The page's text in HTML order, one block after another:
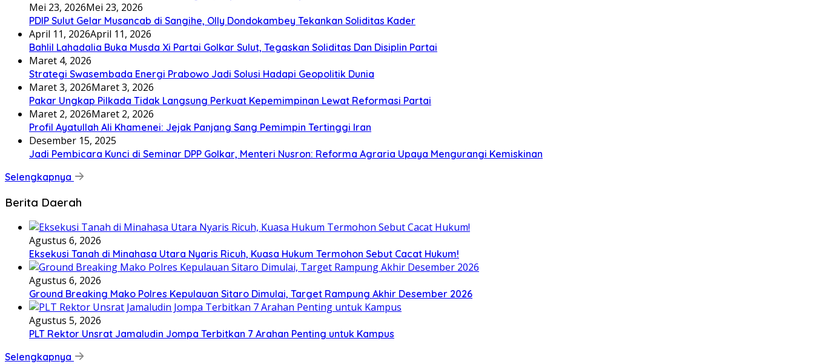
Mei 23, 2026Mei 23, 2026
PDIP Sulut Gelar Musancab di Sangihe, Olly Dondokambey Tekankan Soliditas Kader
April 11, 2026April 11, 2026
Bahlil Lahadalia Buka Musda Xi Partai Golkar Sulut, Tegaskan Soliditas Dan Disiplin Partai
Maret 4, 2026
Strategi Swasembada Energi Prabowo Jadi Solusi Hadapi Geopolitik Dunia
Maret 3, 2026Maret 3, 2026
Pakar Ungkap Pilkada Tidak Langsung Perkuat Kepemimpinan Lewat Reformasi Partai
Maret 2, 2026Maret 2, 2026
Profil Ayatullah Ali Khamenei: Jejak Panjang Sang Pemimpin Tertinggi Iran
Desember 15, 2025
Jadi Pembicara Kunci di Seminar DPP Golkar, Menteri Nusron: Reforma Agraria Upaya Mengurangi Kemiskinan
Selengkapnya
Berita Daerah
Agustus 6, 2026
Eksekusi Tanah di Minahasa Utara Nyaris Ricuh, Kuasa Hukum Termohon Sebut Cacat Hukum!
Agustus 6, 2026
Ground Breaking Mako Polres Kepulauan Sitaro Dimulai, Target Rampung Akhir Desember 2026
Agustus 5, 2026
​PLT Rektor Unsrat Jamaludin Jompa Terbitkan 7 Arahan Penting untuk Kampus
Selengkapnya